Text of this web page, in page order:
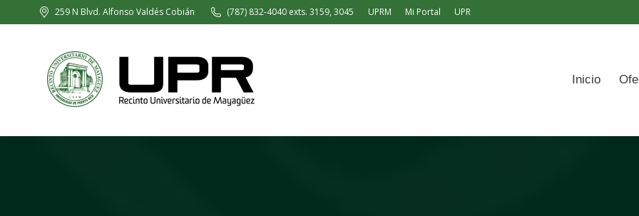
259 N Blvd. Alfonso Valdés Cobián (787) 832-4040 exts. 3159, 3045 UPRM Mi Portal UPR
Inicio
Inicio Ofertas Pasos Solicitud